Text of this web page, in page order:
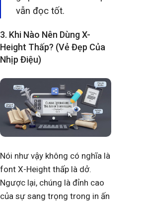
vẫn đọc tốt.
3. Khi Nào Nên Dùng X-
Height Thấp? (Vẻ Đẹp Của
Nhịp Điệu)​
Nói như vậy không có nghĩa là
font X-Height thấp là dở.
Ngược lại, chúng là đỉnh cao
của sự sang trọng trong in ấn